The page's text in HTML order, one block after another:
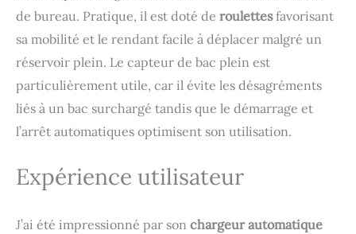
déchiqueter des
documents, des cartes
de crédit et des agrafes,
ce qui réduit
considérablement les
heures de travail et
augmente la
productivité. [Longue
Durée de
broyeur papier
minutes en cas
de bureau. Pratique, il est doté de roulettesfavorisant
sa mobilité et le rendant facile à déplacer malgré un
réservoir plein. Le capteur de bac plein est
particulièrement utile, car il évite les désagréments
liés à un bac surchargé tandis que le démarrage et
l’arrêt automatiques optimisent son utilisation.
Expérience utilisateur
J’ai été impressionné par son chargeur automatique